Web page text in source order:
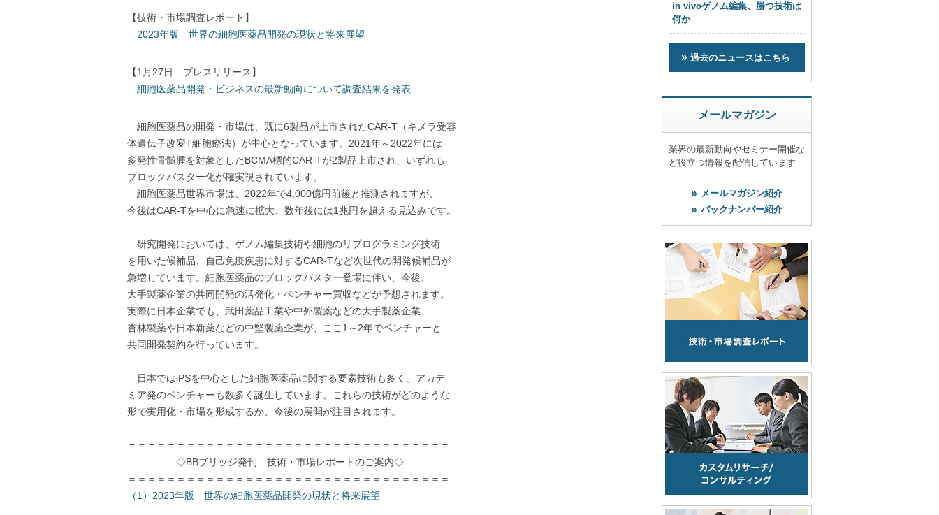
【技術・市場調査レポート】
2023年版 世界の細胞医薬品開発の現状と将来展望
【1月27日 プレスリリース】
細胞医薬品開発・ビジネスの最新動向について調査結果を発表
細胞医薬品の開発・市場は、既に6製品が上市されたCAR-T（キメラ受容
体遺伝子改変T細胞療法）が中心となっています。2021年～2022年には
多発性骨髄腫を対象としたBCMA標的CAR-Tが2製品上市され、いずれも
ブロックバスター化が確実視されています。
細胞医薬品世界市場は、2022年で4,000億円前後と推測されますが、
今後はCAR-Tを中心に急速に拡大、数年後には1兆円を超える見込みです。
研究開発においては、ゲノム編集技術や細胞のリプログラミング技術
を用いた候補品、自己免疫疾患に対するCAR-Tなど次世代の開発候補品が
急増しています。細胞医薬品のブロックバスター登場に伴い、今後、
大手製薬企業の共同開発の活発化・ベンチャー買収などが予想されます。
実際に日本企業でも、武田薬品工業や中外製薬などの大手製薬企業、
杏林製薬や日本新薬などの中堅製薬企業が、ここ1～2年でベンチャーと
共同開発契約を行っています。
日本ではiPSを中心とした細胞医薬品に関する要素技術も多く、アカデ
ミア発のベンチャーも数多く誕生しています。これらの技術がどのような
形で実用化・市場を形成するか、今後の展開が注目されます。
＝＝＝＝＝＝＝＝＝＝＝＝＝＝＝＝＝＝＝＝＝＝＝＝＝＝＝＝＝＝＝＝＝
◇BBブリッジ発刊 技術・市場レポートのご案内◇
＝＝＝＝＝＝＝＝＝＝＝＝＝＝＝＝＝＝＝＝＝＝＝＝＝＝＝＝＝＝＝＝＝
（1）2023年版 世界の細胞医薬品開発の現状と将来展望
in vivoゲノム編集、勝つ技術は
何か
過去のニュースはこちら
メールマガジン
業界の最新動向やセミナー開催な
ど役立つ情報を配信しています
メールマガジン紹介
バックナンバー紹介